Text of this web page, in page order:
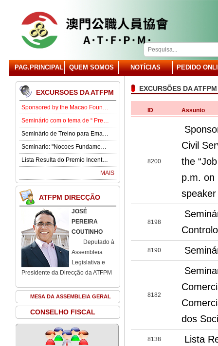
PAG.PRINCIPAL QUEM SOMOS NOTÍCIAS PEDIDO
EXCURSOES DA ATFPM
Sponsored by the Macao Foundation, the Macau Civil Servants Association (ATFPM) will organize the “Job Opportunities for Youth Seminar” at 3:00 p.m. on 15 August in our Association . Our guest speaker is Lawmaker José Pereira Coutinho.
Seminário com o tema de “ Prevenção e Controlo da Gota” .
Seminário de Treino para Emagrecimento.
Seminario: "Nocoes Fundamentais de Direito Comercialde Macau: Regime das Sociedades Comerciais,Orgaos Sociais, Direitos e Obrigagoes dos Socios"
Lista Resulta do Premio Incentivo 2026
MAIS
ATFPM DIRECÇÃO
JOSÉ
PEREIRA
COUTINHO
Deputado à
Assembleia
Legislativa e
Presidente da Direcção da ATFPM
MESA DA ASSEMBLEIA GERAL
CONSELHO FISCAL
EXCURSÕES DA ATFPM
ID Assunto
8200
Civil
the
p.m. on
8198
8190
8182
dos
8138 Lista